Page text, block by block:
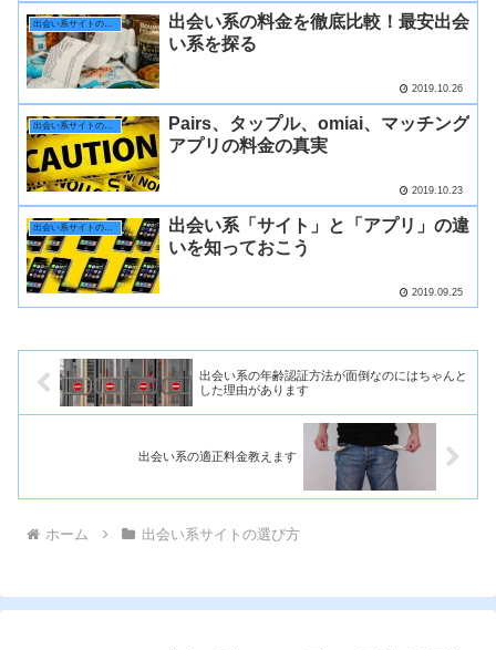
出会い系サイトの選び方
出会い系の料金を徹底比較！最安出会
い系を探る
2019.10.26
出会い系サイトの選び方
Pairs、タップル、omiai、マッチング
アプリの料金の真実
2019.10.23
出会い系サイトの選び方
出会い系「サイト」と「アプリ」の違
いを知っておこう
2019.09.25
出会い系の年齢認証方法が面倒なのにはちゃんと
した理由があります
出会い系の適正料金教えます
ホーム 出会い系サイトの選び方